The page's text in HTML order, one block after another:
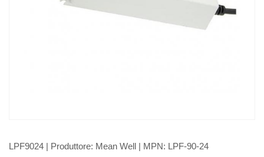
LPF9024 | Produttore: Mean Well | MPN: LPF-90-24